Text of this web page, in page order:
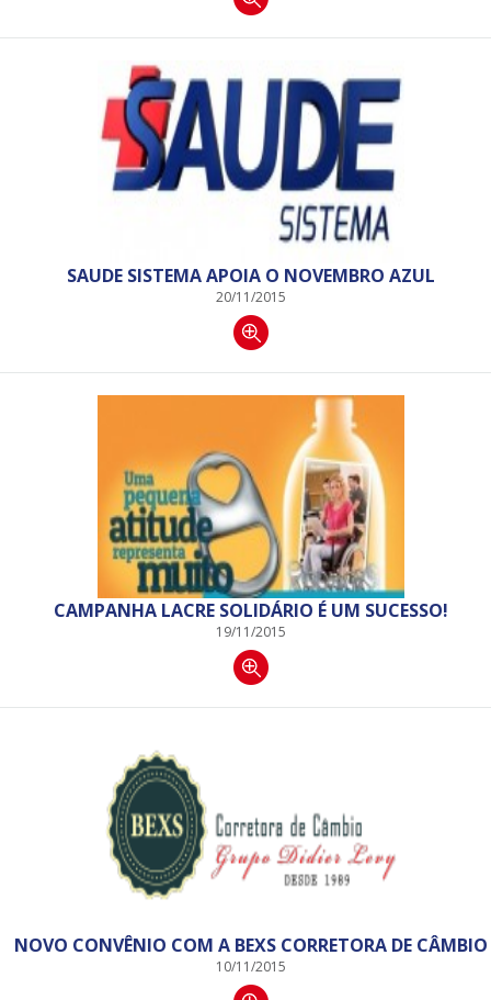
SAUDE SISTEMA APOIA O NOVEMBRO AZUL
20/11/2015
CAMPANHA LACRE SOLIDÁRIO É UM SUCESSO!
19/11/2015
NOVO CONVÊNIO COM A BEXS CORRETORA DE CÂMBIO
10/11/2015